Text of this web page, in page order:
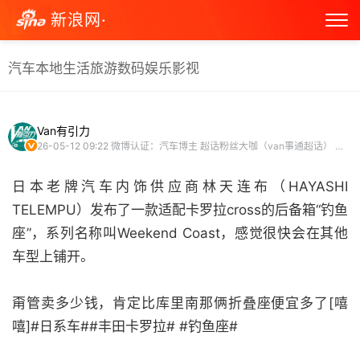
新浪网·
汽车本地生活旅游数码娱乐影视
Van有引力
26-05-12 09:22 微博认证：汽车博主 超话粉丝大咖（van事通超话） 微博原创视频博主
日本老牌汽车内饰供应商林天连布（HAYASHI
TELEMPU）发布了一款适配卡罗拉cross的后备箱“钓鱼
座”，系列名称叫Weekend Coast，感觉很快会在其他
车型上铺开。
甭管卖多少钱，肯定比库里南那俩折叠座便宜多了[嘻
嘻]#日系车##丰田卡罗拉# #钓鱼座# ​